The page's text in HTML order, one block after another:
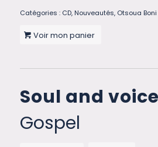
Catégories : CD, Nouveautés, Otsoua Boni
Voir mon panier
Soul and
Gospel